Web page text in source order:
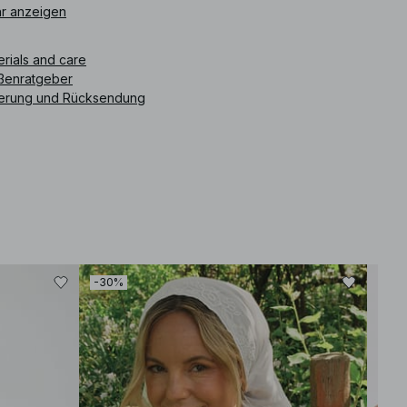
anzeigen
and care
und Rücksendung
-30%